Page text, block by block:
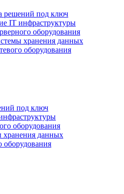
решений под ключ
IT инфраструктуры
оборудования
хранения данных
оборудования
под ключ
оборудования
хранения данных
оборудования